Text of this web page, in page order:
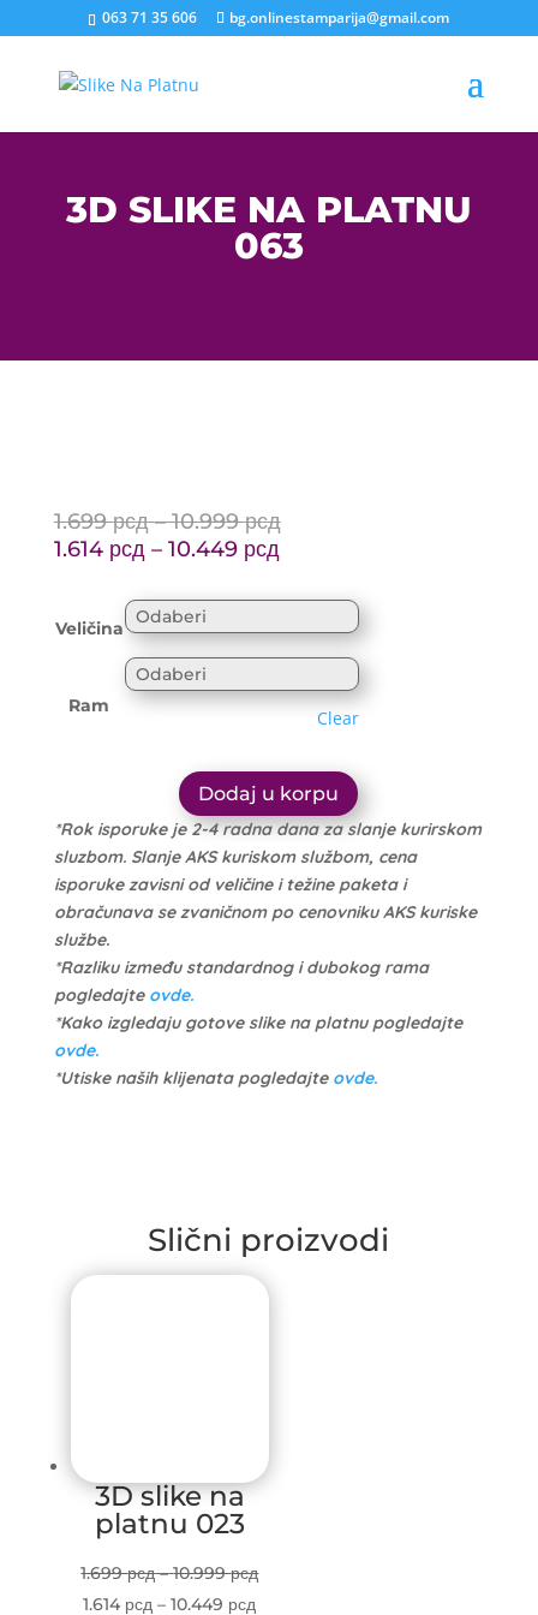
063 71 35 606 bg.onlinestamparija@gmail.com
3D SLIKE NA PLATNU
063
1.699рсд – 10.999рсдPrice
through
10.999 рсд
1.614 рсд – 10.449 рсдPrice
1.614 рсд
through
10.449 рсд
Veličina
Ram
Clear
Dodaj u korpu
*Rok isporuke je 2-4 radna dana za slanje kurirskom
sluzbom. Slanje AKS kuriskom službom, cena
isporuke zavisni od veličine i težine paketa i
obračunava se zvaničnom po cenovniku AKS kuriske
službe.
*Razliku između standardnog i dubokog rama
pogledajte ovde.
*Kako izgledaju gotove slike na platnu pogledajte
ovde.
*Utiske naših klijenata pogledajte ovde.
Slični proizvodi
3D slike na
platnu 023
1.699рсд – 10.999рсдPrice
1.614 рсд – 10.449 рсд